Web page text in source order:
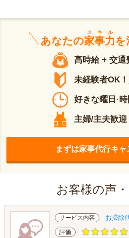
あなたの家事力
スキル
を
高時給 + 交通
未経験者OK
好きな曜日·
主婦/主夫歓迎
まずは家事代行キ
お客様の声
サービス内容 お掃除
評価